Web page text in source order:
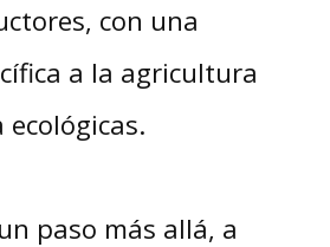
con una
a la agricultura
paso más allá, a